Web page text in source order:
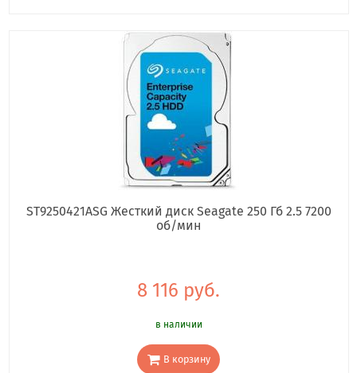
ST9250421ASG Жесткий диск Seagate 250 Гб 2.5 7200
об/мин
8 116 руб.
в наличии
В корзину